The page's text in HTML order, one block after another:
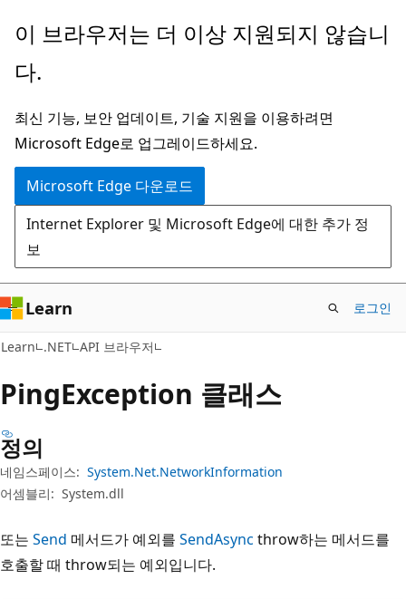
주
콘
츠
로
건
너
뛰
기
페
지
탐
색
으
로
건
너
뛰
기
이 브라우저는 더 이상 지원되지 않습니
다.
최신 기능, 보안 업데이트, 기술 지원을 이용하려면
Microsoft Edge로 업그레이드하세요.
Microsoft Edge 다운로드
Internet Explorer 및 Microsoft Edge에 대한 추가 정
보
Learn 로그인
Learn .NET API 브라우저
PingException 클래스
정의
네임스페이스: System.Net.NetworkInformation
어셈블리: System.dll
또는 Send 메서드가 예외를 SendAsync throw하는 메서드를
호출할 때 throw되는 예외입니다.